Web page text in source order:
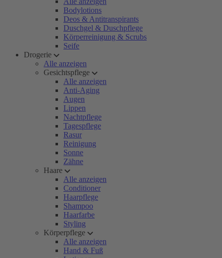
Bodylotions
Deos & Antitranspirants
Duschgel & Duschpflege
Körperreinigung & Scrubs
Seife
Drogerie
Alle anzeigen
Gesichtspflege
Alle anzeigen
Anti-Aging
Augen
Lippen
Nachtpflege
Tagespflege
Rasur
Reinigung
Sonne
Zähne
Haare
Alle anzeigen
Conditioner
Haarpflege
Shampoo
Haarfarbe
Styling
Körperpflege
Alle anzeigen
Hand & Fuß